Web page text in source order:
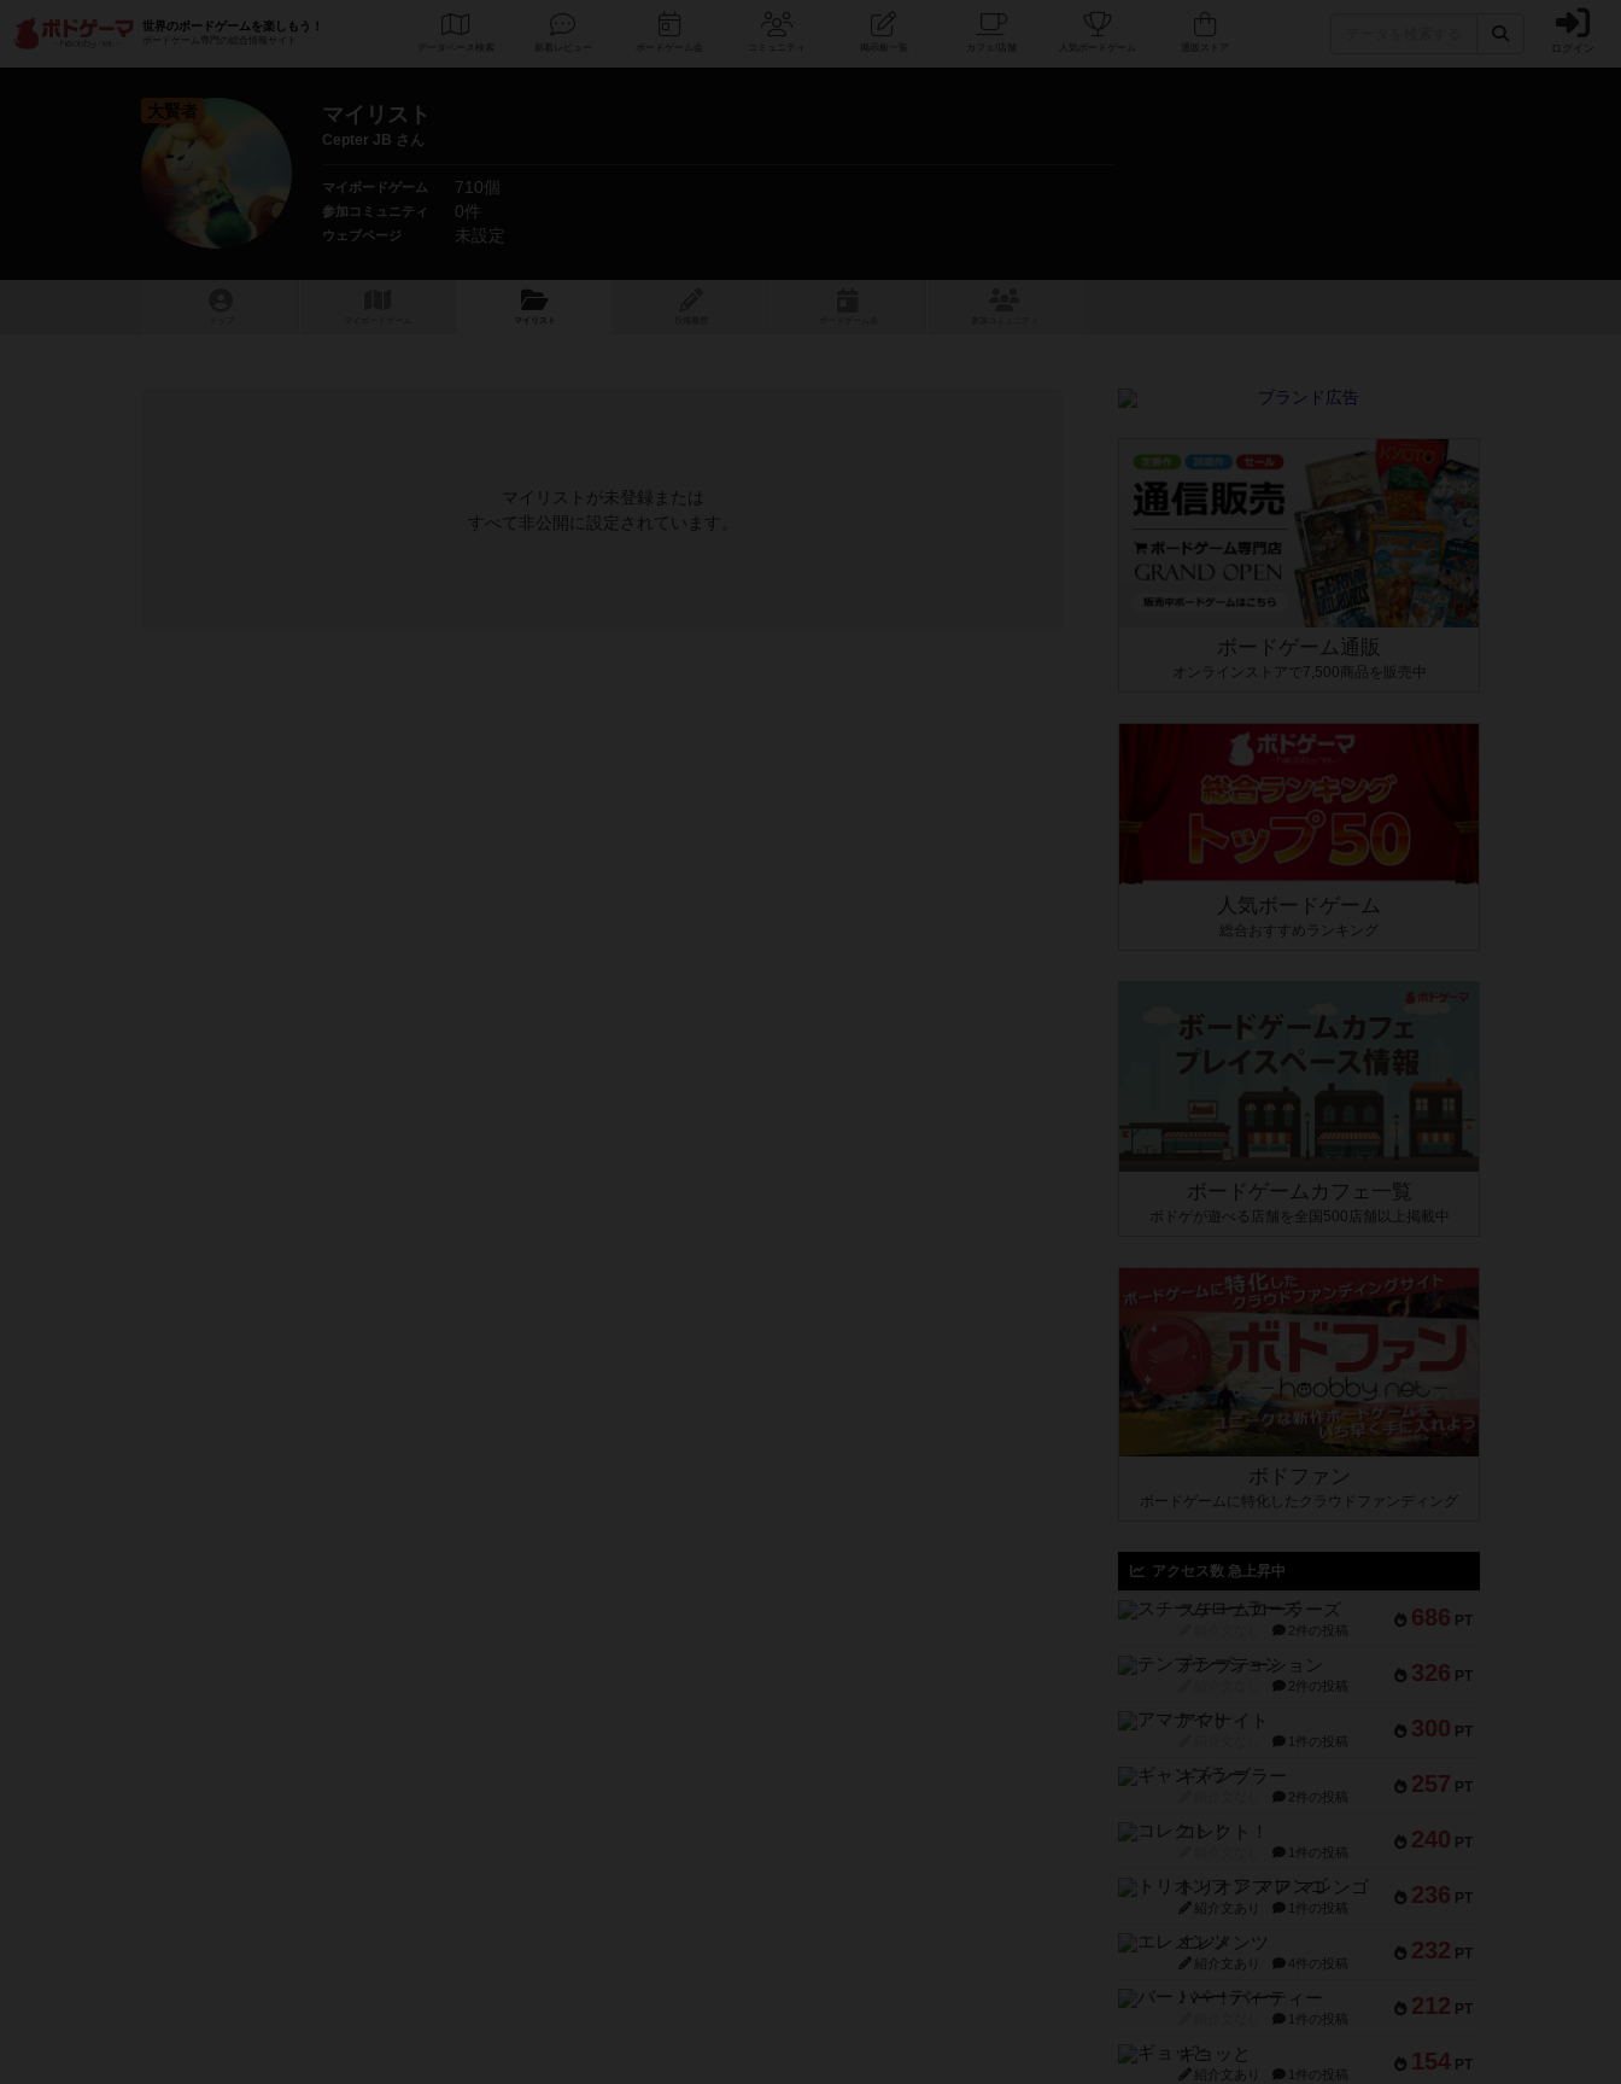
世界のボードゲームを楽しもう！
ボードゲーム専門の総合情報サイト
データベース コミュニティ 人気ボードゲーム ログイン
大賢者 マイリスト
Cepter JB さん
マイボードゲーム 710個
参加コミュニティ 0件
ウェブページ 未設定
マイリスト
マイリストが未登録または
すべて非公開に設定されています。
ボードゲーム通販
オンラインストアで7,500商品を販売中
人気ボードゲーム
総合おすすめランキング
ボードゲームカフェ一覧
ボドゲが遊べる店舗を全国500店舗以上掲載中
ボドファン
ボードゲームに特化したクラウドファンディング
アクセス数 急上昇中
686 PT
スチームローラーズ
2件の投稿
326 PT
テンプテーション
2件の投稿
300 PT
アマナイト
1件の投稿
257 PT
ギャンブラー
2件の投稿
240 PT
コレクト！
1件の投稿
236 PT
トリオンフ ア マレンゴ
紹介文あり 1件の投稿
232 PT
エレメンツ
紹介文あり 4件の投稿
212 PT
バー！パーティー
1件の投稿
154 PT
ギョッと
紹介文あり 1件の投稿